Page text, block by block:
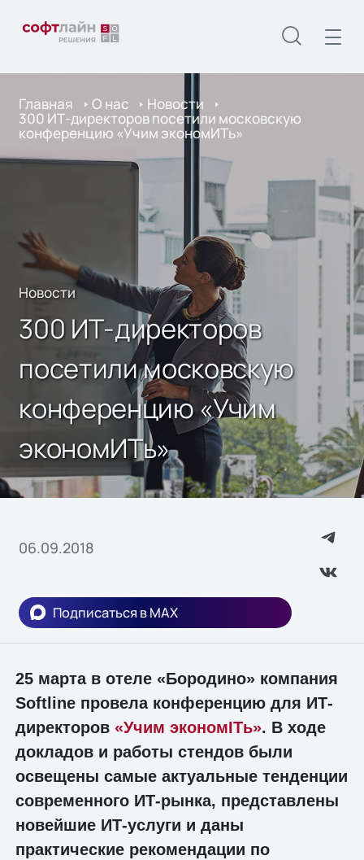
Главная О нас Новости
300 ИТ-директоров посетили московскую
конференцию «Учим экономИТь»
Новости
300 ИТ-директоров
посетили московскую
конференцию «Учим
экономИТь»
06.09.2018
Подписаться в MAX
25 марта в отеле «Бородино» компания
Softline провела конференцию для ИТ-
директоров «Учим экономITь». В ходе
докладов и работы стендов были
освещены самые актуальные тенденции
современного ИТ-рынка, представлены
новейшие ИТ-услуги и даны
практические рекомендации по